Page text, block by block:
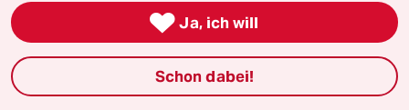
taz frisch
taz zahl ich
 Ja, ich will
Schon dabei!